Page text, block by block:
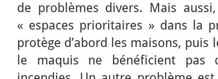
de problèmes divers. Mais
« espaces prioritaires » dans la
protège d’abord les maisons, puis
le maquis ne bénéficient pas